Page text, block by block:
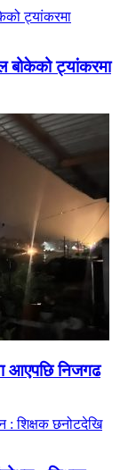
बोकेको ट्यांकरमा
आएपछि निजगढ